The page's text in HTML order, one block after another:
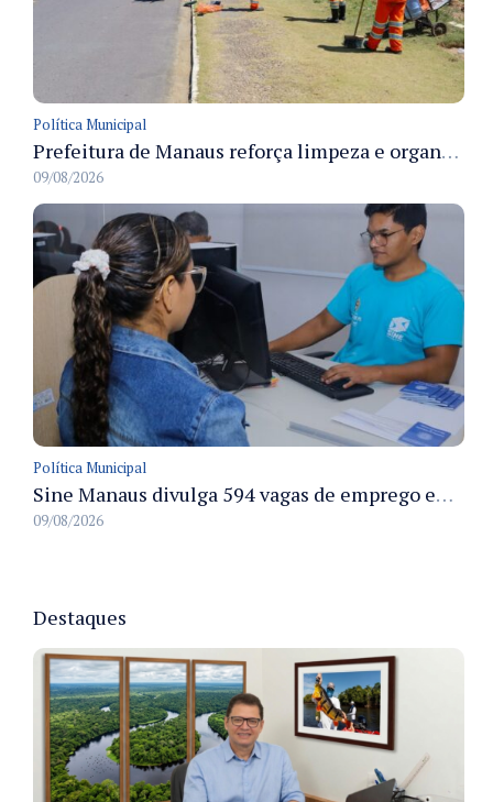
Política Municipal
Prefeitura de Manaus reforça limpeza e organização dos cemiterios municipais para receber famílias no Dia dos Pais
09/08/2026
Política Municipal
Sine Manaus divulga 594 vagas de emprego em Manaus com atendimento presencial nesta segunda-feira
09/08/2026
Destaques